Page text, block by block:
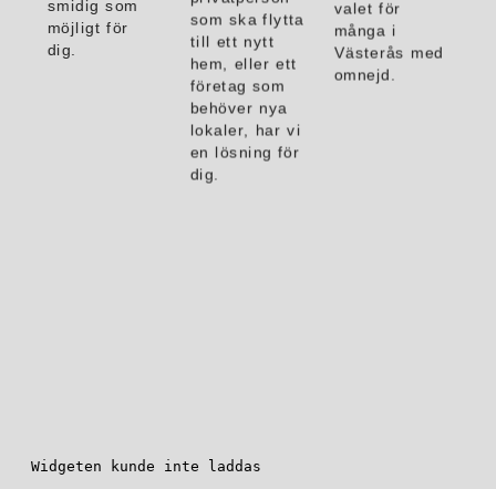
smidig som
möjligt för
dig.
som ska flytta
till ett nytt
hem, eller ett
företag som
behöver nya
lokaler, har vi
en lösning för
dig.
valet för
många i
Västerås med
omnejd.